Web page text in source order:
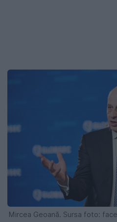
Mircea Geoană. Sursa foto: